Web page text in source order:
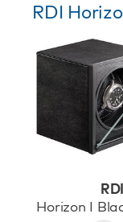
RDI
RDI
Horizon I